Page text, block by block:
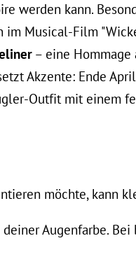
werden kann.
im Musical-Film
– eine Hommage
Akzente: Ende
Outfit mit einem
möchte, kann
deiner Augenfarbe. Bei